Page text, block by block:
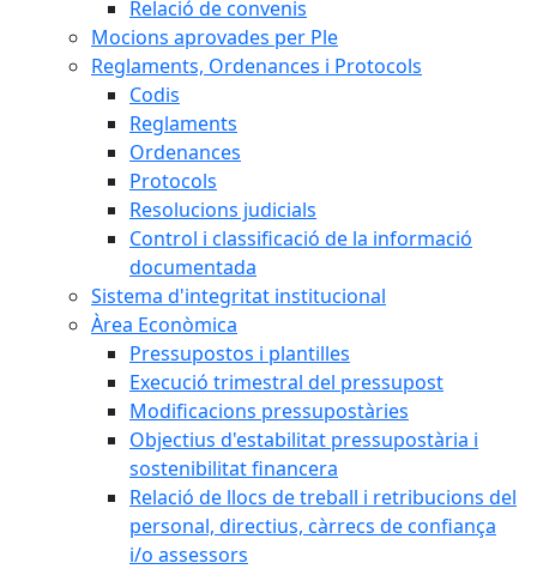
Relació de convenis
Mocions aprovades per Ple
Reglaments, Ordenances i Protocols
Codis
Reglaments
Ordenances
Protocols
Resolucions judicials
Control i classificació de la informació
documentada
Sistema d'integritat institucional
Àrea Econòmica
Pressupostos i plantilles
Execució trimestral del pressupost
Modificacions pressupostàries
Objectius d'estabilitat pressupostària i
sostenibilitat financera
Relació de llocs de treball i retribucions del
personal, directius, càrrecs de confiança
i/o assessors